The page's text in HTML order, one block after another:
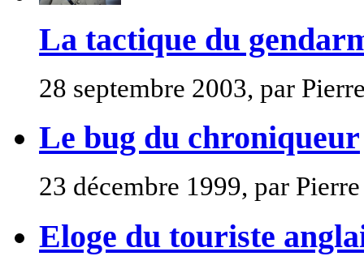
La tactique du
28 septembre 2003, par
Le bug du chroniqueur
23 décembre 1999, par
Eloge du touriste